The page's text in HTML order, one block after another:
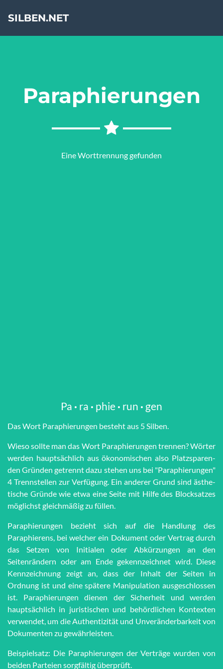
SILBEN.NET
Paraphierungen
Eine Worttrennung gefunden
Pa · ra · phie · run · gen
Das Wort Pa­ra­phie­run­gen besteht aus 5 Silben.
Wieso sollte man das Wort Pa­ra­phie­run­gen trennen? Wörter
werden haupt­sächlich aus öko­no­mi­schen also Platz­spar­en­
den Grün­den getrennt dazu stehen uns bei "Pa­ra­phie­run­gen"
4 Trenn­stel­len zur Ver­fü­gung. Ein anderer Grund sind äs­the­
tische Grün­de wie et­wa eine Seite mit Hilfe des Block­satzes
möglichst gleich­mä­ßig zu füllen.
Paraphierungen bezieht sich auf die Handlung des
Paraphierens, bei welcher ein Dokument oder Vertrag durch
das Setzen von Initialen oder Abkürzungen an den
Seitenrändern oder am Ende gekennzeichnet wird. Diese
Kennzeichnung zeigt an, dass der Inhalt der Seiten in
Ordnung ist und eine spätere Manipulation ausgeschlossen
ist. Paraphierungen dienen der Sicherheit und werden
hauptsächlich in juristischen und behördlichen Kontexten
verwendet, um die Authentizität und Unveränderbarkeit von
Dokumenten zu gewährleisten.
Beispielsatz: Die Paraphierungen der Verträge wurden von
beiden Parteien sorgfältig überprüft.